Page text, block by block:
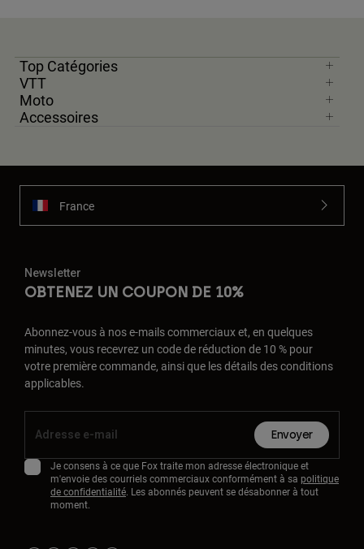
Top Catégories
VTT
Moto
Accessoires
France
Newsletter
OBTENEZ UN COUPON DE 10%
Abonnez-vous à nos e-mails commerciaux et, en quelques
minutes, vous recevrez un code de réduction de 10 % pour
votre première commande, ainsi que les détails des conditions
applicables.
Envoyer
Je consens à ce que Fox traite mon adresse électronique et
m'envoie des courriels commerciaux conformément à sa politique
de confidentialité. Les abonnés peuvent se désabonner à tout
moment.